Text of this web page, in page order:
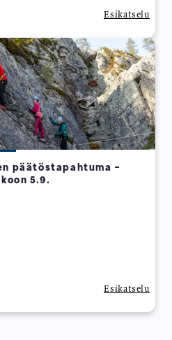
Esikatselu
päätöstapahtuma -
5.9.
Esikatselu